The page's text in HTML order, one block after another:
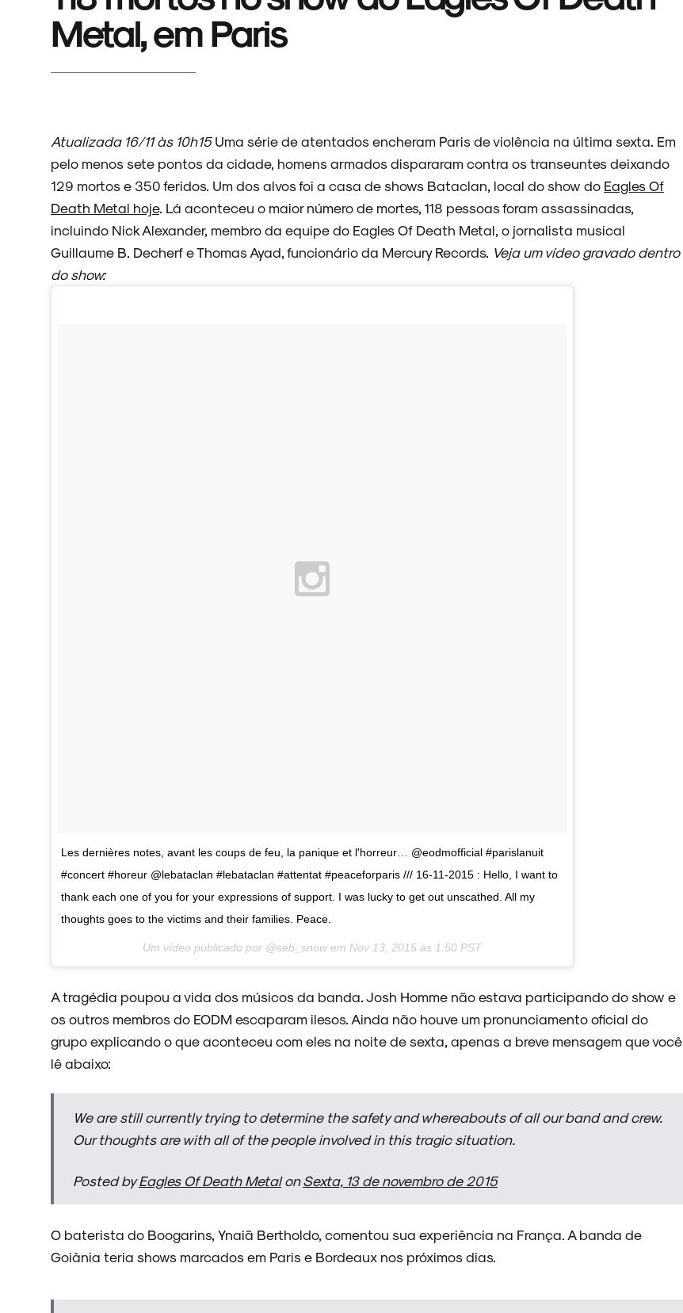
ESPECIAIS
FAIXA A FAIXA
NOIZE RECORD CLUB
Metal, em Paris
Atualizada 16/11 às 10h15Uma série de atentados encheram Paris de violência na última sexta. Em
pelo menos sete pontos da cidade, homens armados dispararam contra os transeuntes deixando
129 mortos e 350 feridos. Um dos alvos foi a casa de shows Bataclan, local do show do Eagles Of
Death Metal hoje. Lá aconteceu o maior número de mortes, 118 pessoas foram assassinadas,
incluindo Nick Alexander, membro da equipe do Eagles Of Death Metal, o jornalista musical
Guillaume B. Decherf e Thomas Ayad, funcionário da Mercury Records. Veja um vídeo gravado dentro
do show:
Les dernières notes, avant les coups de feu, la panique et l'horreur… @eodmofficial #parislanuit
#concert #horeur @lebataclan #lebataclan #attentat #peaceforparis /// 16-11-2015 : Hello, I want to
thank each one of you for your expressions of support. I was lucky to get out unscathed. All my
thoughts goes to the victims and their families. Peace.
Um vídeo publicado por @seb_snow em Nov 13, 2015 às 1:50 PST
A tragédia poupou a vida dos músicos da banda. Josh Homme não estava participando do show e
os outros membros do EODM escaparam ilesos. Ainda não houve um pronunciamento oficial do
grupo explicando o que aconteceu com eles na noite de sexta, apenas a breve mensagem que você
lê abaixo:
We are still currently trying to determine the safety and whereabouts of all our band and crew.
Our thoughts are with all of the people involved in this tragic situation.
Posted byEagles Of Death MetalonSexta, 13 de novembro de 2015
O baterista do Boogarins, Ynaiã Bertholdo, comentou sua experiência na França. A banda de
Goiânia teria shows marcados em Paris e Bordeaux nos próximos dias.